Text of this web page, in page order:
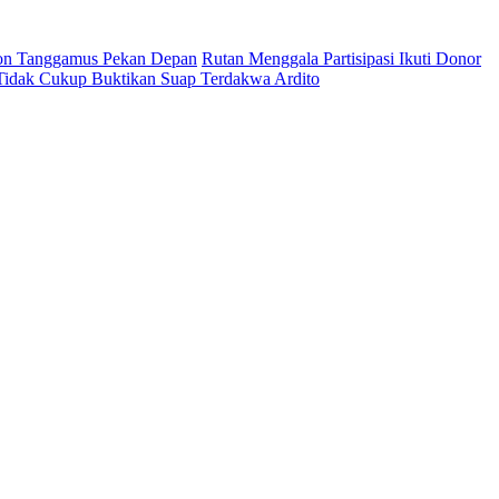
Tanggamus Pekan Depan Rutan Menggala Partisipasi Ikuti Donor
Cukup Buktikan Suap Terdakwa Ardito